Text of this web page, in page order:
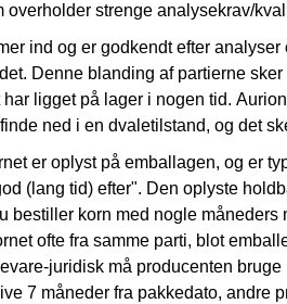
overholder strenge analysekrav/
ind og er godkendt efter
Denne blanding af partierne
ligget på lager i nogen tid.
ned i en dvaletilstand, og det
er oplyst på emballagen, og er
(lang tid) efter". Den oplyste
bestiller korn med nogle
ofte fra samme parti, blot
juridisk må producenten
7 måneder fra pakkedato, andre